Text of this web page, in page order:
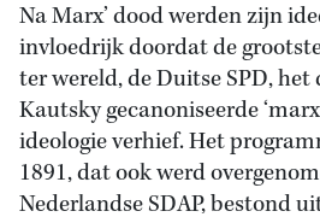
Na Marx’ dood werden zijn
invloedrijk doordat de
ter wereld, de Duitse SPD, het
Kautsky gecanoniseerde
ideologie verhief. Het
1891, dat ook werd
Nederlandse SDAP, bestond